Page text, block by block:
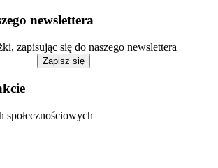
newslettera
zapisując się do naszego newslettera
Zapisz się
społecznościowych